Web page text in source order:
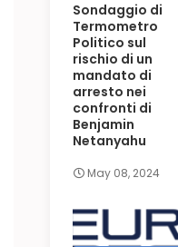
Sondaggio di
Termometro
Politico sul
rischio di un
mandato di
arresto nei
confronti di
Benjamin
Netanyahu
May 08, 2024